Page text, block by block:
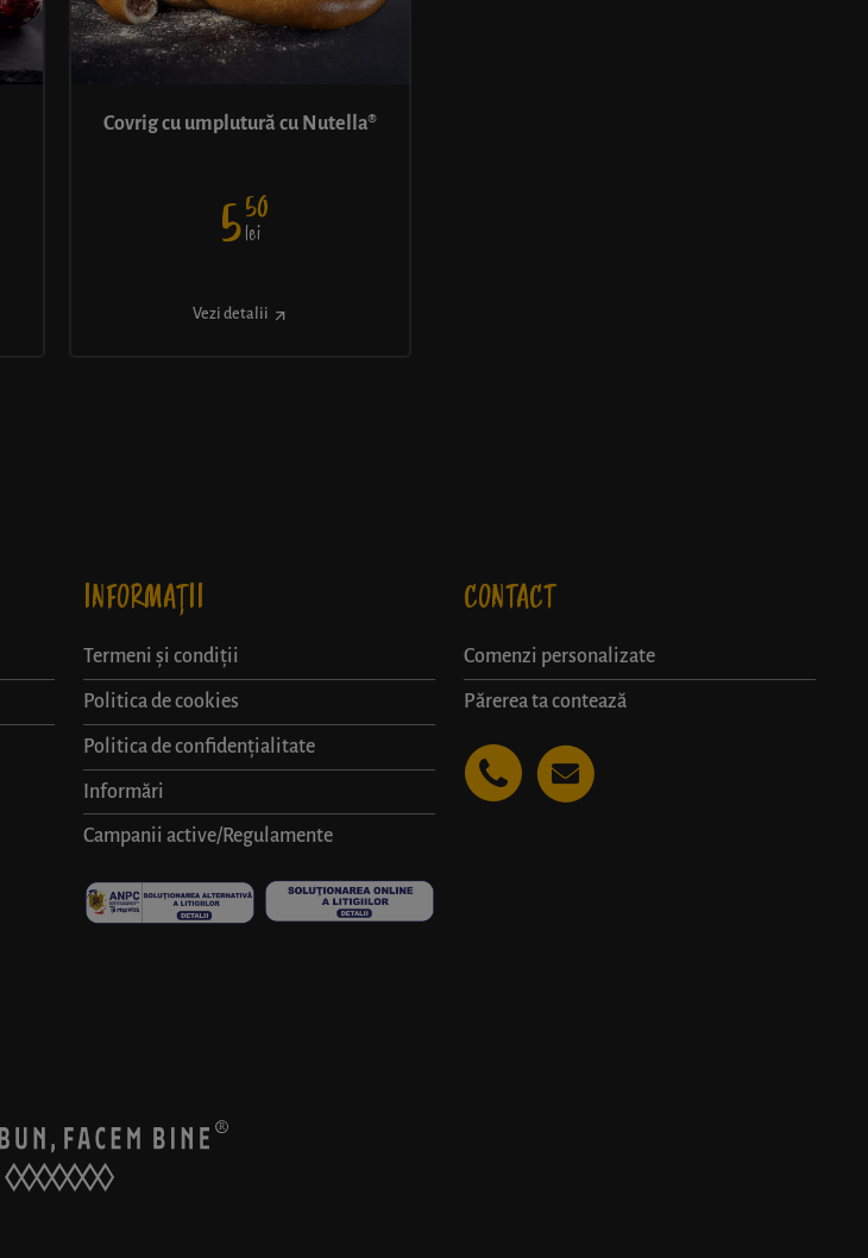
Covrig cu umplutură cu Nutella®
550
lei
Vezi detalii
INFORMAȚII
Termeni și condiții
Politica de cookies
Politica de confidențialitate
Informări
Campanii active/Regulamente
CONTACT
Comenzi personalizate
Părerea ta contează